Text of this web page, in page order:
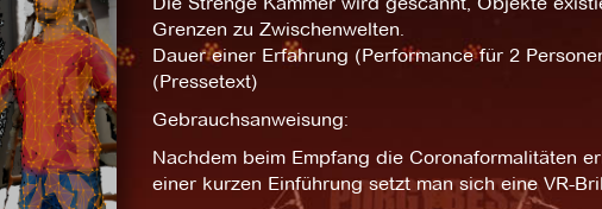
Grenzen zu Zwischenwelten.
Dauer einer Erfahrung (Performance für 2
(Pressetext)
Gebrauchsanweisung:
Nachdem beim Empfang die Coronaformalitäten
einer kurzen Einführung setzt man sich eine VR-